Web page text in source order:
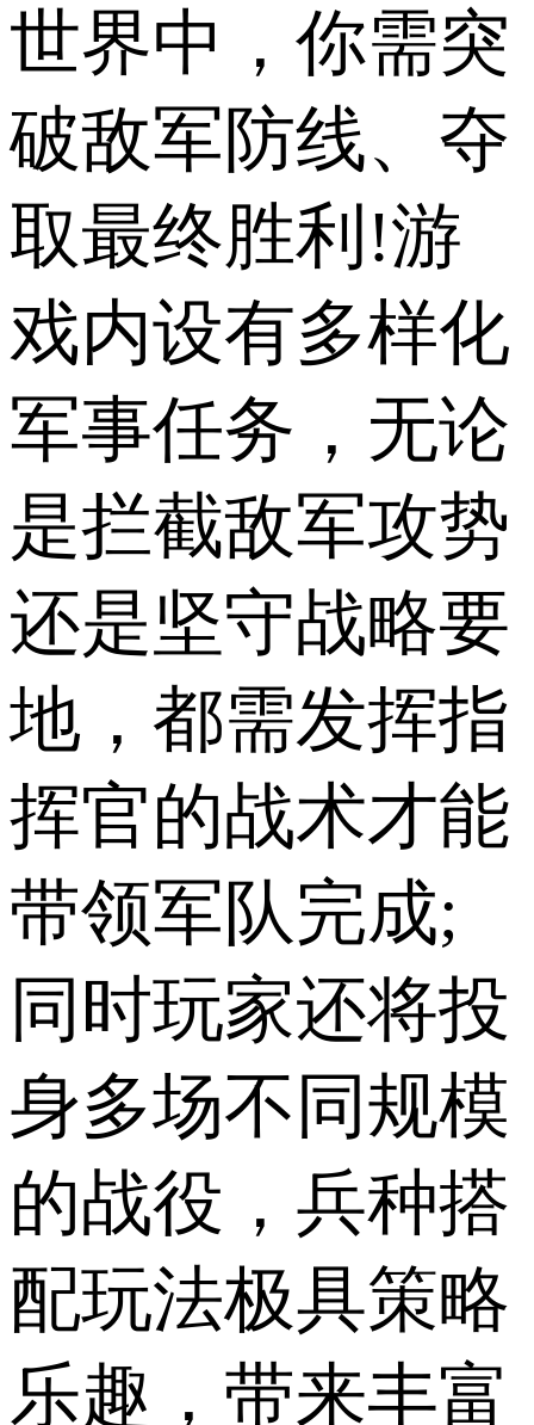
世界中，你需突
破敌军防线、夺
取最终胜利!游
戏内设有多样化
军事任务，无论
是拦截敌军攻势
还是坚守战略要
地，都需发挥指
挥官的战术才能
带领军队完成;
同时玩家还将投
身多场不同规模
的战役，兵种搭
配玩法极具策略
乐趣，带来丰富